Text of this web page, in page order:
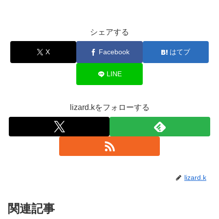
シェアする
X Facebook はてブ
LINE
lizard.kをフォローする
lizard.k
関連記事